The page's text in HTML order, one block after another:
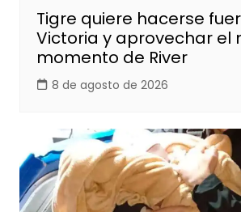
Tigre quiere hacerse
Victoria y aprovechar el
momento de River
8 de agosto de 2026